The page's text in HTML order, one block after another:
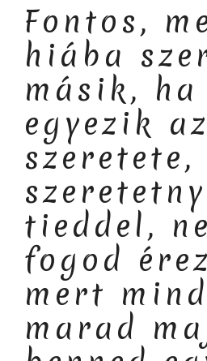
Fontos,
hiába
másik, ha
egyezik
szeretete,
tieddel,
fogod
mert
marad